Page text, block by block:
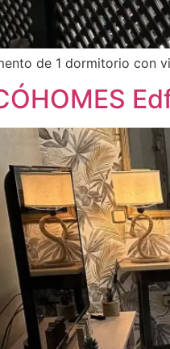
de 1 dormitorio con